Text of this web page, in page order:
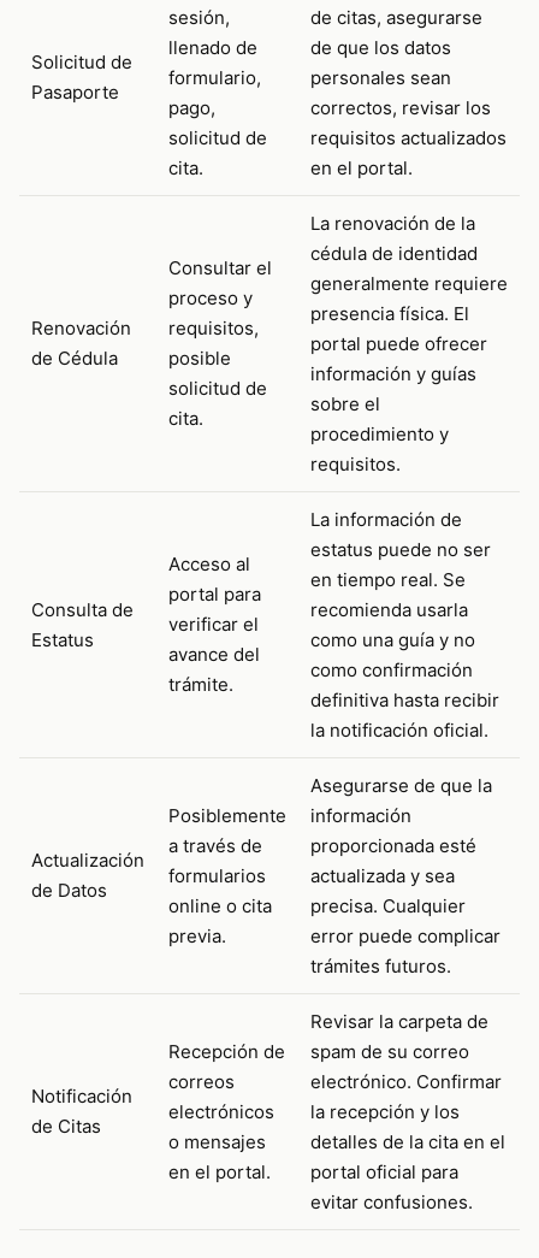
Solicitud de
Pasaporte
sesión,
llenado de
formulario,
pago,
solicitud de
cita.
de citas, asegurarse
de que los datos
personales sean
correctos, revisar los
requisitos actualizados
en el portal.
Renovación
de Cédula
Consultar el
proceso y
requisitos,
posible
solicitud de
cita.
La renovación de la
cédula de identidad
generalmente requiere
presencia física. El
portal puede ofrecer
información y guías
sobre el
procedimiento y
requisitos.
Consulta de
Estatus
Acceso al
portal para
verificar el
avance del
trámite.
La información de
estatus puede no ser
en tiempo real. Se
recomienda usarla
como una guía y no
como confirmación
definitiva hasta recibir
la notificación oficial.
Actualización
de Datos
Posiblemente
a través de
formularios
online o cita
previa.
Asegurarse de que la
información
proporcionada esté
actualizada y sea
precisa. Cualquier
error puede complicar
trámites futuros.
Notificación
de Citas
Recepción de
correos
electrónicos
o mensajes
en el portal.
Revisar la carpeta de
spam de su correo
electrónico. Confirmar
la recepción y los
detalles de la cita en el
portal oficial para
evitar confusiones.